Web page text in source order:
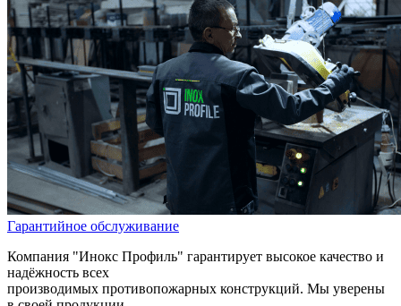
Гарантийное обслуживание
Компания "Инокс Профиль" гарантирует высокое качество и
надёжность всех
производимых противопожарных конструкций. Мы уверены